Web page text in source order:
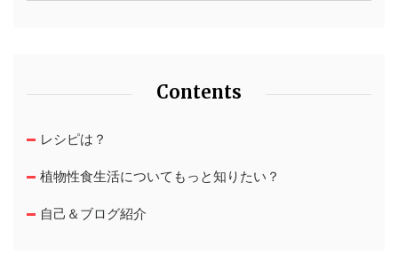
Contents
レシピは？
植物性食生活についてもっと知りたい？
自己＆ブログ紹介